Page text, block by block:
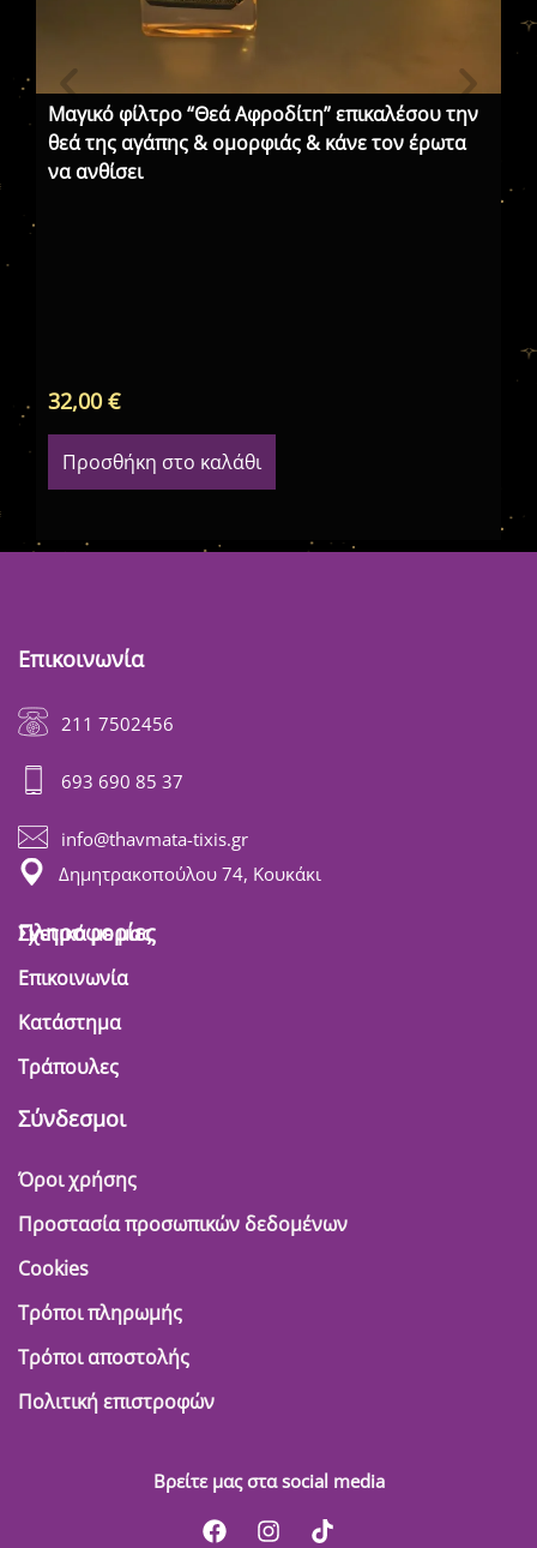
Μαγικό φίλτρο “Θεά Αφροδίτη” επικαλέσου την
θεά της αγάπης & ομορφιάς & κάνε τον έρωτα
να ανθίσει
32,00€
Προσθήκη στο καλάθι
Επικοινωνία
211 7502456
693 690 85 37
info@thavmata-tixis.gr
Δημητρακοπούλου 74, Κουκάκι
Πληροφορίες
Σχετικά με μας
Επικοινωνία
Κατάστημα
Τράπουλες
Σύνδεσμοι
Όροι χρήσης
Προστασία προσωπικών δεδομένων
Cookies
Τρόποι πληρωμής
Τρόποι αποστολής
Πολιτική επιστροφών
Βρείτε μας στα social media